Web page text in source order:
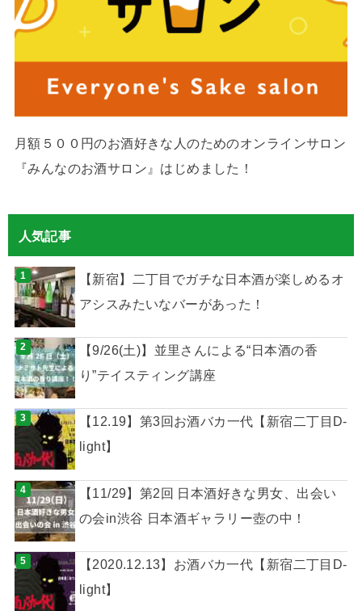
月額５００円のお酒好きな人のためのオンラインサロン
『みんなのお酒サロン』はじめました！
人気記事
【新宿】二丁目でガチな日本酒が楽しめるオ
アシスみたいなバーがあった！
【9/26(土)】並里さんによる“日本酒の香
り”テイスティング講座
【12.19】第3回お酒バカ一代【新宿二丁目D-
light】
【11/29】第2回 日本酒好きな男女、出会い
の会in渋谷 日本酒ギャラリー壺の中！
【2020.12.13】お酒バカ一代【新宿二丁目D-
light】